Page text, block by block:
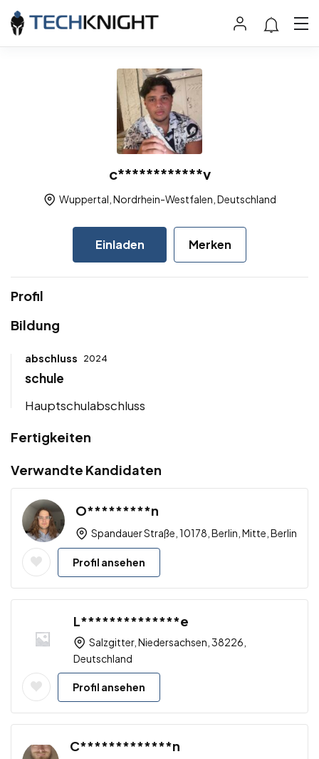
c************v
Wuppertal, Nordrhein-Westfalen, Deutschland
Einladen Merken
Profil
Bildung
abschluss 2024
schule
Hauptschulabschluss
Fertigkeiten
Verwandte Kandidaten
O*********n
Spandauer Straße, 10178, Berlin, Mitte, Berlin
Profil ansehen
L**************e
Salzgitter, Niedersachsen, 38226,
Deutschland
Profil ansehen
C*************n